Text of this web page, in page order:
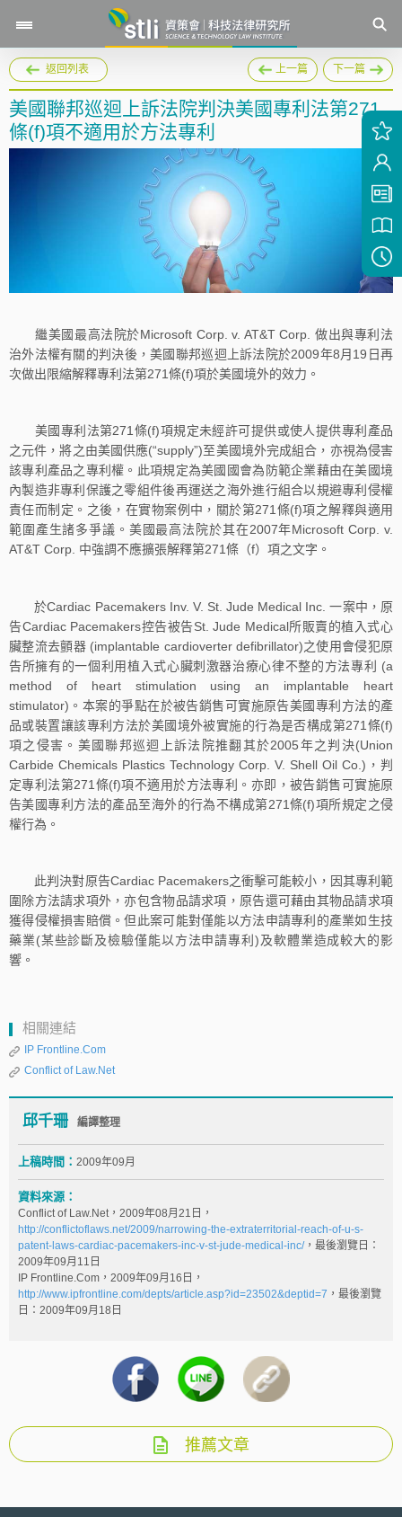
返回列表 上一篇 下一篇
美國聯邦巡迴上訴法院判決美國專利法第271
條(f)項不適用於方法專利
繼美國最高法院於Microsoft Corp. v. AT&T Corp. 做出與專利法
治外法權有關的判決後，美國聯邦巡迴上訴法院於2009年8月19日再
次做出限縮解釋專利法第271條(f)項於美國境外的效力。
美國專利法第271條(f)項規定未經許可提供或使人提供專利產品
之元件，將之由美國供應(“supply”)至美國境外完成組合，亦視為侵害
該專利產品之專利權。此項規定為美國國會為防範企業藉由在美國境
內製造非專利保護之零組件後再運送之海外進行組合以規避專利侵權
責任而制定。之後，在實物案例中，關於第271條(f)項之解釋與適用
範圍產生諸多爭議。美國最高法院於其在2007年Microsoft Corp. v.
AT&T Corp. 中強調不應擴張解釋第271條（f）項之文字。
於Cardiac Pacemakers Inv. V. St. Jude Medical Inc. 一案中，原
告Cardiac Pacemakers控告被告St. Jude Medical所販賣的植入式心
臟整流去顫器 (implantable cardioverter defibrillator)之使用會侵犯原
告所擁有的一個利用植入式心臟刺激器治療心律不整的方法專利 (a
method of heart stimulation using an implantable heart
stimulator)。本案的爭點在於被告銷售可實施原告美國專利方法的產
品或裝置讓該專利方法於美國境外被實施的行為是否構成第271條(f)
項之侵害。美國聯邦巡迴上訴法院推翻其於2005年之判決(Union
Carbide Chemicals Plastics Technology Corp. V. Shell Oil Co.)，判
定專利法第271條(f)項不適用於方法專利。亦即，被告銷售可實施原
告美國專利方法的產品至海外的行為不構成第271條(f)項所規定之侵
權行為。
此判決對原告Cardiac Pacemakers之衝擊可能較小，因其專利範
圍除方法請求項外，亦包含物品請求項，原告還可藉由其物品請求項
獲得侵權損害賠償。但此案可能對僅能以方法申請專利的產業如生技
藥業(某些診斷及檢驗僅能以方法申請專利)及軟體業造成較大的影
響。
相關連結
IP Frontline.Com
Conflict of Law.Net
邱千珊 編譯整理
上稿時間： 2009年09月
資料來源：
Conflict of Law.Net，2009年08月21日，
http://conflictoflaws.net/2009/narrowing-the-extraterritorial-reach-of-u-s-
patent-laws-cardiac-pacemakers-inc-v-st-jude-medical-inc/，最後瀏覽日：
2009年09月11日
IP Frontline.Com，2009年09月16日，
http://www.ipfrontline.com/depts/article.asp?id=23502&deptid=7 ，最後瀏覽
日：2009年09月18日
推薦文章